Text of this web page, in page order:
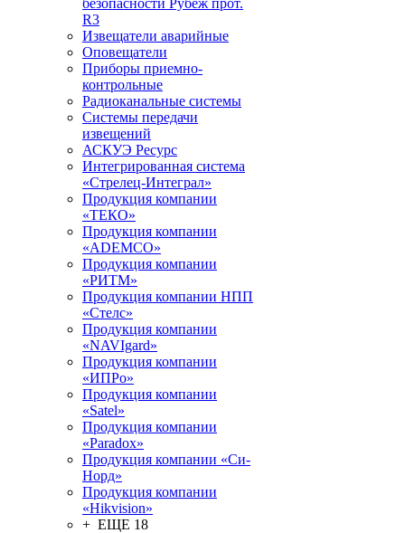
безопасности Рубеж прот.
R3
Извещатели аварийные
Оповещатели
Приборы приемно-
контрольные
Радиоканальные системы
Системы передачи
извещений
АСКУЭ Ресурс
Интегрированная система
«Стрелец-Интеграл»
Продукция компании
«ТЕКО»
Продукция компании
«ADEMCO»
Продукция компании
«РИТМ»
Продукция компании НПП
«Стелс»
Продукция компании
«NAVIgard»
Продукция компании
«ИПРо»
Продукция компании
«Satel»
Продукция компании
«Paradox»
Продукция компании «Си-
Норд»
Продукция компании
«Hikvision»
+ ЕЩЕ 18